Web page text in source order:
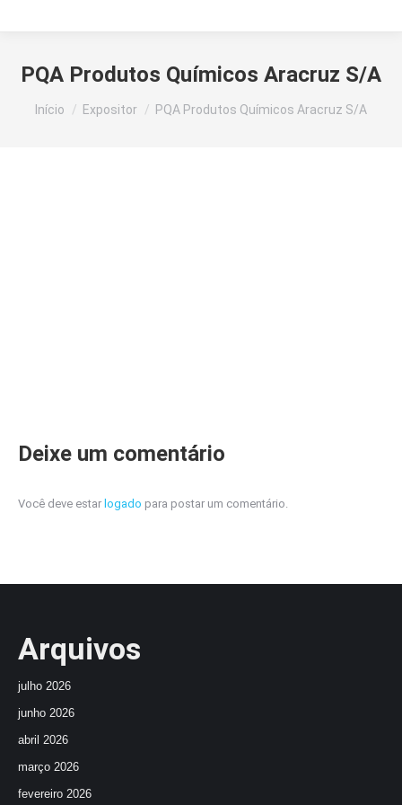
PQA Produtos Químicos Aracruz S/A
Você está aqui:
Início Expositor PQA Produtos Químicos Aracruz S/A
Deixe um comentário
Você deve estar logado para postar um comentário.
Arquivos
julho 2026
junho 2026
abril 2026
março 2026
fevereiro 2026